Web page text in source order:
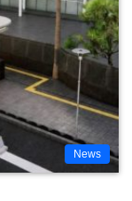
News